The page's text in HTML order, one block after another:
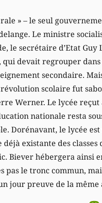
» – le seul
Le ministre
le secrétaire d’Etat
devait regrouper
secondaire.
scolaire fut
Werner. Le lycée
nationale resta
Dorénavant, le lycée est
existante des
Biever hébergera ainsi
pas le tronc commun,
jour preuve de la même